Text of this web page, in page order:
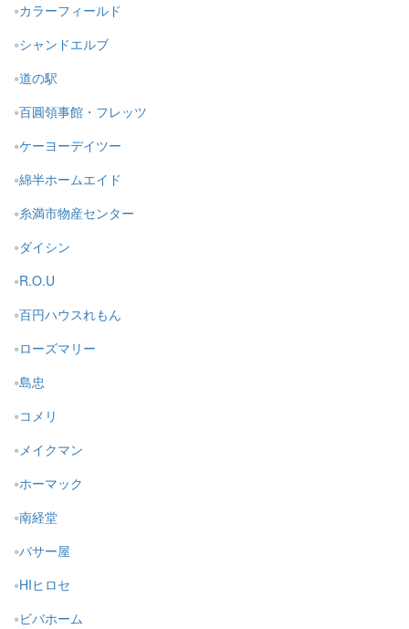
カラーフィールド
シャンドエルブ
道の駅
百圓領事館・フレッツ
ケーヨーデイツー
綿半ホームエイド
糸満市物産センター
ダイシン
R.O.U
百円ハウスれもん
ローズマリー
島忠
コメリ
メイクマン
ホーマック
南経堂
バサー屋
HIヒロセ
ビバホーム